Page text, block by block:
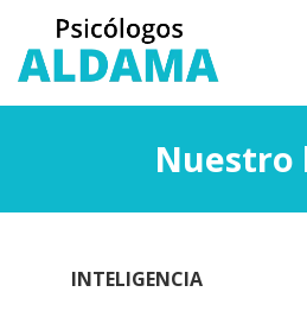
contenido
principal
barra
Nuestro
INTELIGENCIA